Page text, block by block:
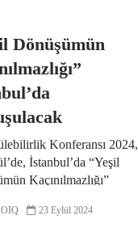
Dönüşümün
Konferansı 2024,
İstanbul’da “Yeşil
Kaçınılmazlığı”
trendleri ve
23 Eylül 2024